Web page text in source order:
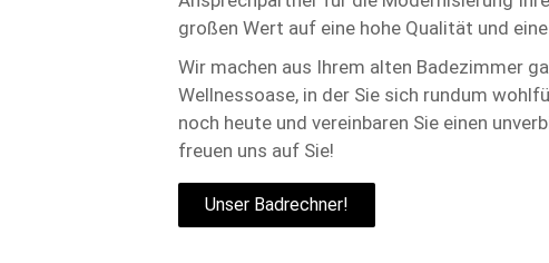
großen Wert auf eine hohe Qualität und
Wir machen aus Ihrem alten Badezimmer
Wellnessoase, in der Sie sich rundum
noch heute und vereinbaren Sie einen
freuen uns auf Sie!
Unser Badrechner!